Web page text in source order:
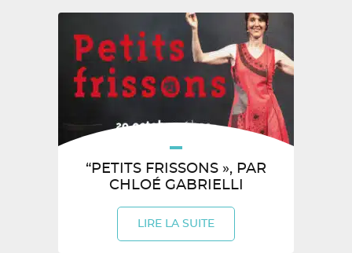
“PETITS FRISSONS », PAR
CHLOÉ GABRIELLI
LIRE LA SUITE